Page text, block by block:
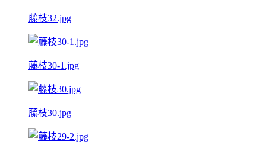
藤枝32.jpg
藤枝30-1.jpg
藤枝30.jpg